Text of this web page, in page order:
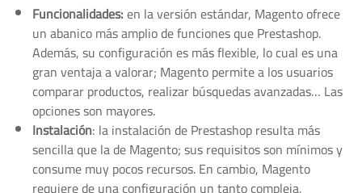
Funcionalidades:en la versión estándar, Magento ofrece
un abanico más amplio de funciones que Prestashop.
Además, su configuración es más flexible, lo cual es una
gran ventaja a valorar; Magento permite a los usuarios
comparar productos, realizar búsquedas avanzadas… Las
opciones son mayores.
Instalación: la instalación de Prestashop resulta más
sencilla que la de Magento; sus requisitos son mínimos y
consume muy pocos recursos. En cambio, Magento
requiere de una configuración un tanto compleja.